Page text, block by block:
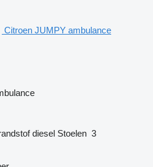
Citroen JUMPY ambulance
diesel Stoelen 3